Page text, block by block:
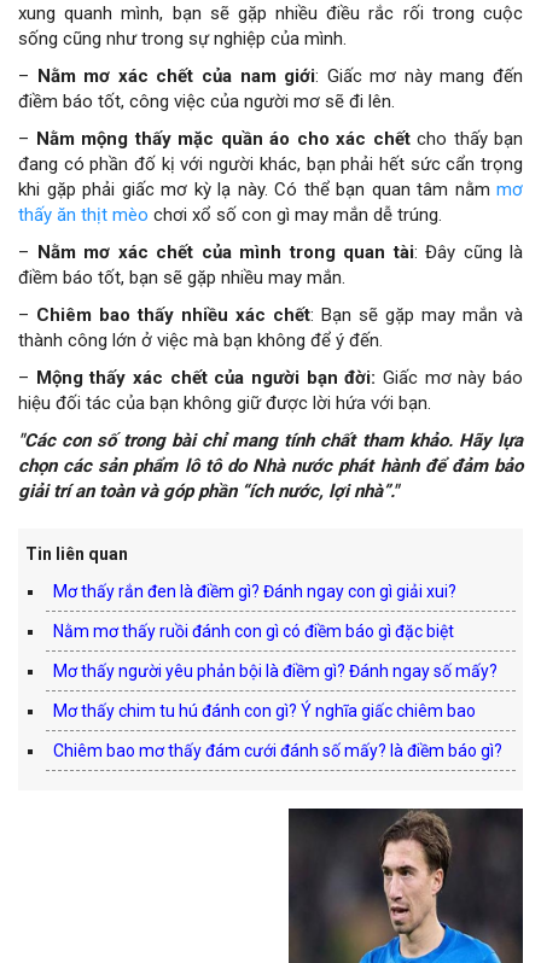
xung quanh mình, bạn sẽ gặp nhiều điều rắc rối trong cuộc
sống cũng như trong sự nghiệp của mình.
– Nằm mơ xác chết của nam giới: Giấc mơ này mang đến
điềm báo tốt, công việc của người mơ sẽ đi lên.
– Nằm mộng thấy mặc quần áo cho xác chếtcho thấy bạn
đang có phần đố kị với người khác, bạn phải hết sức cẩn trọng
khi gặp phải giấc mơ kỳ lạ này. Có thể bạn quan tâm nằm mơ
thấy ăn thịt mèo chơi xổ số con gì may mắn dễ trúng.
– Nằm mơ xác chết của mình trong quan tài: Đây cũng là
điềm báo tốt, bạn sẽ gặp nhiều may mắn.
– Chiêm bao thấy nhiều xác chết: Bạn sẽ gặp may mắn và
thành công lớn ở việc mà bạn không để ý đến.
– Mộng thấy xác chết của người bạn đời: Giấc mơ này báo
hiệu đối tác của bạn không giữ được lời hứa với bạn.
"Các con số trong bài chỉ mang tính chất tham khảo. Hãy lựa
chọn các sản phẩm lô tô do Nhà nước phát hành để đảm bảo
giải trí an toàn và góp phần “ích nước, lợi nhà”."
Tin liên quan
Mơ thấy rắn đen là điềm gì? Đánh ngay con gì giải xui?
Nằm mơ thấy ruồi đánh con gì có điềm báo gì đặc biệt
Mơ thấy người yêu phản bội là điềm gì? Đánh ngay số mấy?
Mơ thấy chim tu hú đánh con gì? Ý nghĩa giấc chiêm bao
Chiêm bao mơ thấy đám cưới đánh số mấy? là điềm báo gì?